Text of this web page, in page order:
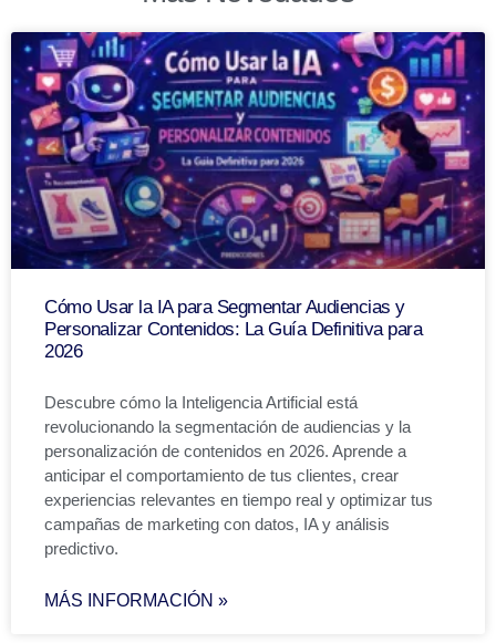
Cómo Usar la IA para Segmentar Audiencias y
Personalizar Contenidos: La Guía Definitiva para
2026
Descubre cómo la Inteligencia Artificial está
revolucionando la segmentación de audiencias y la
personalización de contenidos en 2026. Aprende a
anticipar el comportamiento de tus clientes, crear
experiencias relevantes en tiempo real y optimizar tus
campañas de marketing con datos, IA y análisis
predictivo.
MÁS INFORMACIÓN »